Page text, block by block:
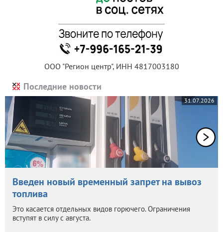
ООО "Регион центр", ИНН 4817003180
Последние новости
31.07.2026
Введен новый временный запрет на вывоз
топлива
Это касается отдельных видов горючего. Ограничения
вступят в силу с августа.